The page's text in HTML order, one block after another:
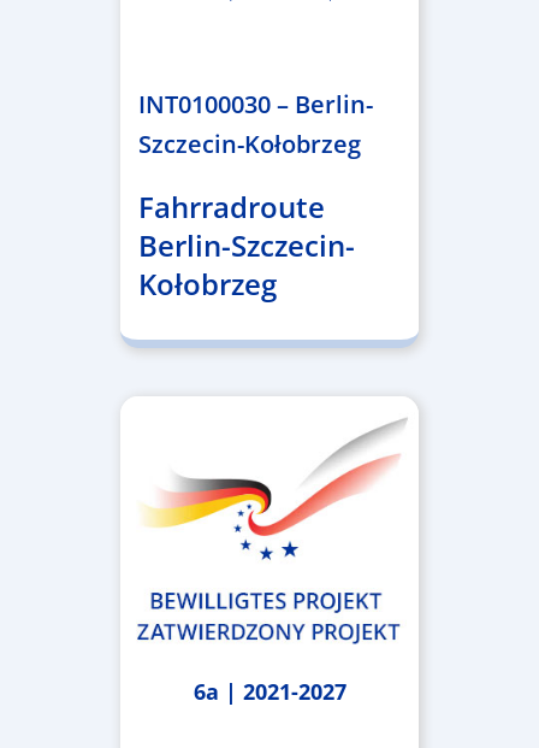
INT0100030 – Berlin-
Szczecin-Kołobrzeg
Fahrradroute
Berlin-Szczecin-
Kołobrzeg
6a | 2021-2027